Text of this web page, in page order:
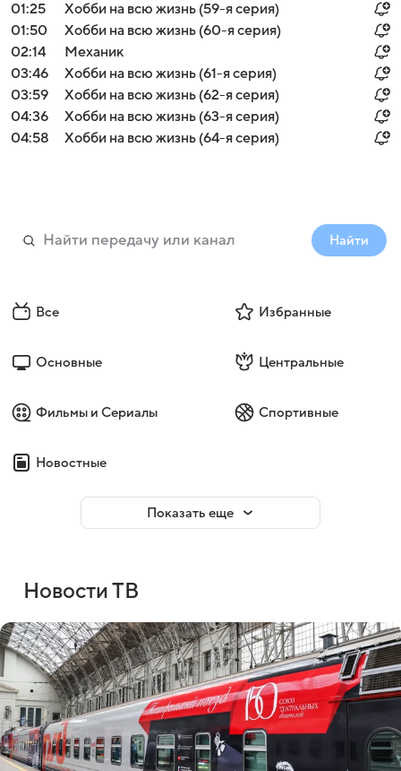
01:25
Хобби на всю жизнь (59-я серия)
01:50
Хобби на всю жизнь (60-я серия)
02:14
Механик
03:46
Хобби на всю жизнь (61-я серия)
03:59
Хобби на всю жизнь (62-я серия)
04:36
Хобби на всю жизнь (63-я серия)
04:58
Хобби на всю жизнь (64-я серия)
Найти
Все Избранные
Основные Центральные
Фильмы и Сериалы Спортивные
Новостные
Показать еще
Новости ТВ